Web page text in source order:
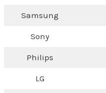
Samsung
Sony
Philips
LG